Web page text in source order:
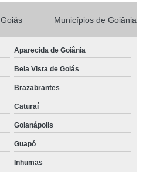
Goiás Municípios de Goiânia
Aparecida de Goiânia
Bela Vista de Goiás
Brazabrantes
Caturaí
Goianápolis
Guapó
Inhumas